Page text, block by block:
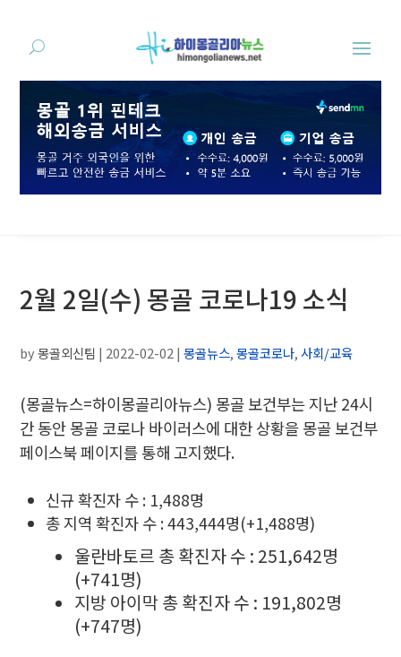
2월 2일(수) 몽골 코로나19 소식
by몽골외신팀 | 2022-02-02 |몽골뉴스,몽골코로나,사회/교육
(몽골뉴스=하이몽골리아뉴스) 몽골 보건부는 지난 24시
간 동안 몽골 코로나 바이러스에 대한 상황을 몽골 보건부
페이스북 페이지를 통해 고지했다.
신규 확진자 수 : 1,488명
총 지역 확진자 수 : 443,444명(+1,488명)
울란바토르 총 확진자 수 : 251,642명
(+741명)
지방 아이막 총 확진자 수 : 191,802명
(+747명)